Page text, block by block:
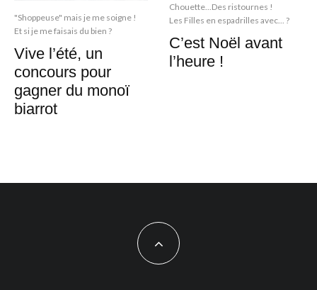
"Shoppeuse" mais je me soigne !
Et si je me faisais du bien ?
Vive l’été, un
concours pour
gagner du monoï
biarrot
Chouette...Des ristournes !
Les Filles en espadrilles avec... ?
C’est Noël avant
l’heure !